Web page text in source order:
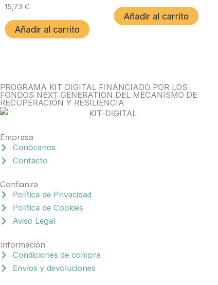
15,73 €
Añadir al carrito
Añadir al carrito
PROGRAMA KIT DIGITAL FINANCIADO POR LOS
FONDOS NEXT GENERATION DEL MECANISMO DE
RECUPERACIÓN Y RESILIENCIA
Empresa
Conócenos
Contacto
Confianza
Política de Privacidad
Política de Cookies
Aviso Legal
Información
Condiciones de compra
Envíos y devoluciones